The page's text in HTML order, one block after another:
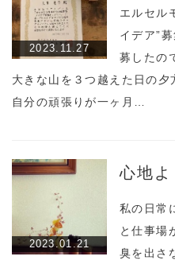
2023.11.27
エルセル
イデア”
募したの
大きな山を３つ越えた日の
自分の頑張りが一ヶ月…
2023.01.21
心地よ
私の日常
と仕事場
臭を出さ